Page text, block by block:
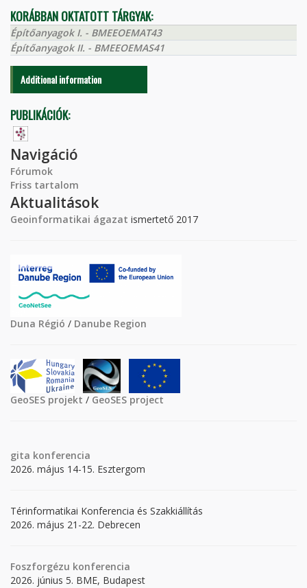
KORÁBBAN OKTATOTT TÁRGYAK:
Építőanyagok I. - BMEEOEMAT43
Építőanyagok II. - BMEEOEMAS41
Additional information
PUBLIKÁCIÓK:
Navigáció
Fórumok
Friss tartalom
Aktualitások
Geoinformatikai ágazat ismertető 2017
Duna Régió / Danube Region
GeoSES projekt / GeoSES project
gita konferencia
2026. május 14-15. Esztergom
Térinformatikai Konferencia és Szakkiállítás
2026. május 21-22. Debrecen
Foszforgézu konferencia
2026. június 5. BME, Budapest